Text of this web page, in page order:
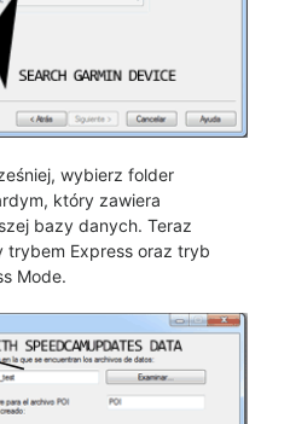
wybierz folder
który zawiera
bazy danych. Teraz
trybem Express oraz tryb
Mode.